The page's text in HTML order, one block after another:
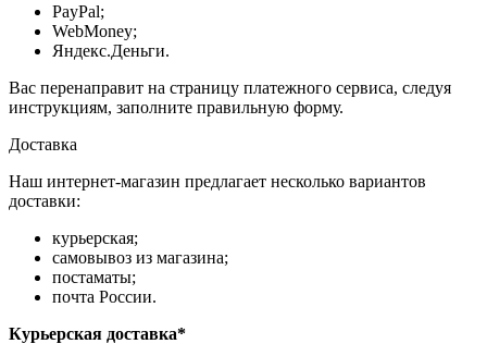
PayPal;
WebMoney;
Яндекс.Деньги.
Вас перенаправит на страницу платежного сервиса, следуя
инструкциям, заполните правильную форму.
Доставка
Наш интернет-магазин предлагает несколько вариантов
доставки:
курьерская;
самовывоз из магазина;
постаматы;
почта России.
Курьерская доставка*